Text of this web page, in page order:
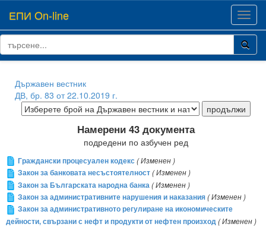
ЕПИ On-line
Държавен вестник
ДВ, бр. 83 от 22.10.2019 г.
Намерени 43 документа
подредени по азбучен ред
Граждански процесуален кодекс( Изменен )
Закон за банковата несъстоятелност( Изменен )
Закон за Българската народна банка( Изменен )
Закон за административните нарушения и наказания( Изменен )
Закон за административното регулиране на икономическите
дейности, свързани с нефт и продукти от нефтен произход( Изменен )